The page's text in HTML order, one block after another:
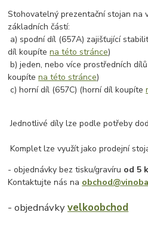
Stohovatelný prezentační stojan na
základních částí:
a) spodní díl (657A) zajišťující
díl koupítena této stránce)
b) jeden, nebo více prostředních
koupítena této stránce)
c) horní díl (657C) (horní díl koupíte
Jednotlivé díly lze podle potřeby
Komplet lze využít jako prodejní
- objednávky bez tisku/gravíru od 5
Kontaktujte nás na
- objednávkyvelkoobchod